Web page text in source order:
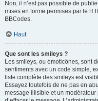
Non, il n’est pas possible de
mises en forme permises par le
BBCodes.
Haut
Que sont les smileys ?
Les smileys, ou émoticônes, sont
sentiments avec un code simple,
liste complète des smileys est
Essayez toutefois de ne pas en
message illisible et un